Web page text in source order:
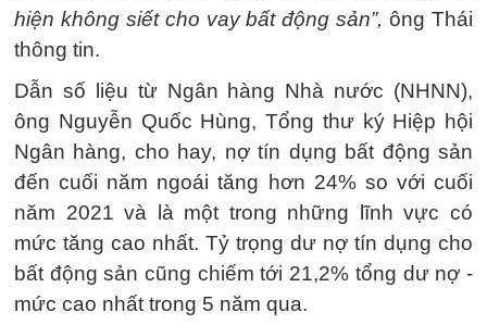
hiện không siết cho vay bất động sản”, ông Thái
thông tin.
Dẫn số liệu từ Ngân hàng Nhà nước (NHNN),
ông Nguyễn Quốc Hùng, Tổng thư ký Hiệp hội
Ngân hàng, cho hay, nợ tín dụng bất động sản
đến cuối năm ngoái tăng hơn 24% so với cuối
năm 2021 và là một trong những lĩnh vực có
mức tăng cao nhất. Tỷ trọng dư nợ tín dụng cho
bất động sản cũng chiếm tới 21,2% tổng dư nợ -
mức cao nhất trong 5 năm qua.